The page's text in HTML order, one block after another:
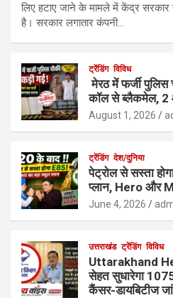
लिए हटाए जाने के मामले में केंद्र
है। सरकार लगातार कंपनी…
ट्रेंडिंग विविध
मेरठ में फर्जी पुलिस
कॉल से ब्लैकमेल, 2
August 1, 2026
ट्रेंडिंग देश/दुनिया
पेट्रोल से सस्ता
प्लान, Hero और
June 4, 2026
उत्तराखंड ट्रेंडिंग विविध
Uttarakhand
सेहत सुधारेगा
कैंसर-डायबिटीज